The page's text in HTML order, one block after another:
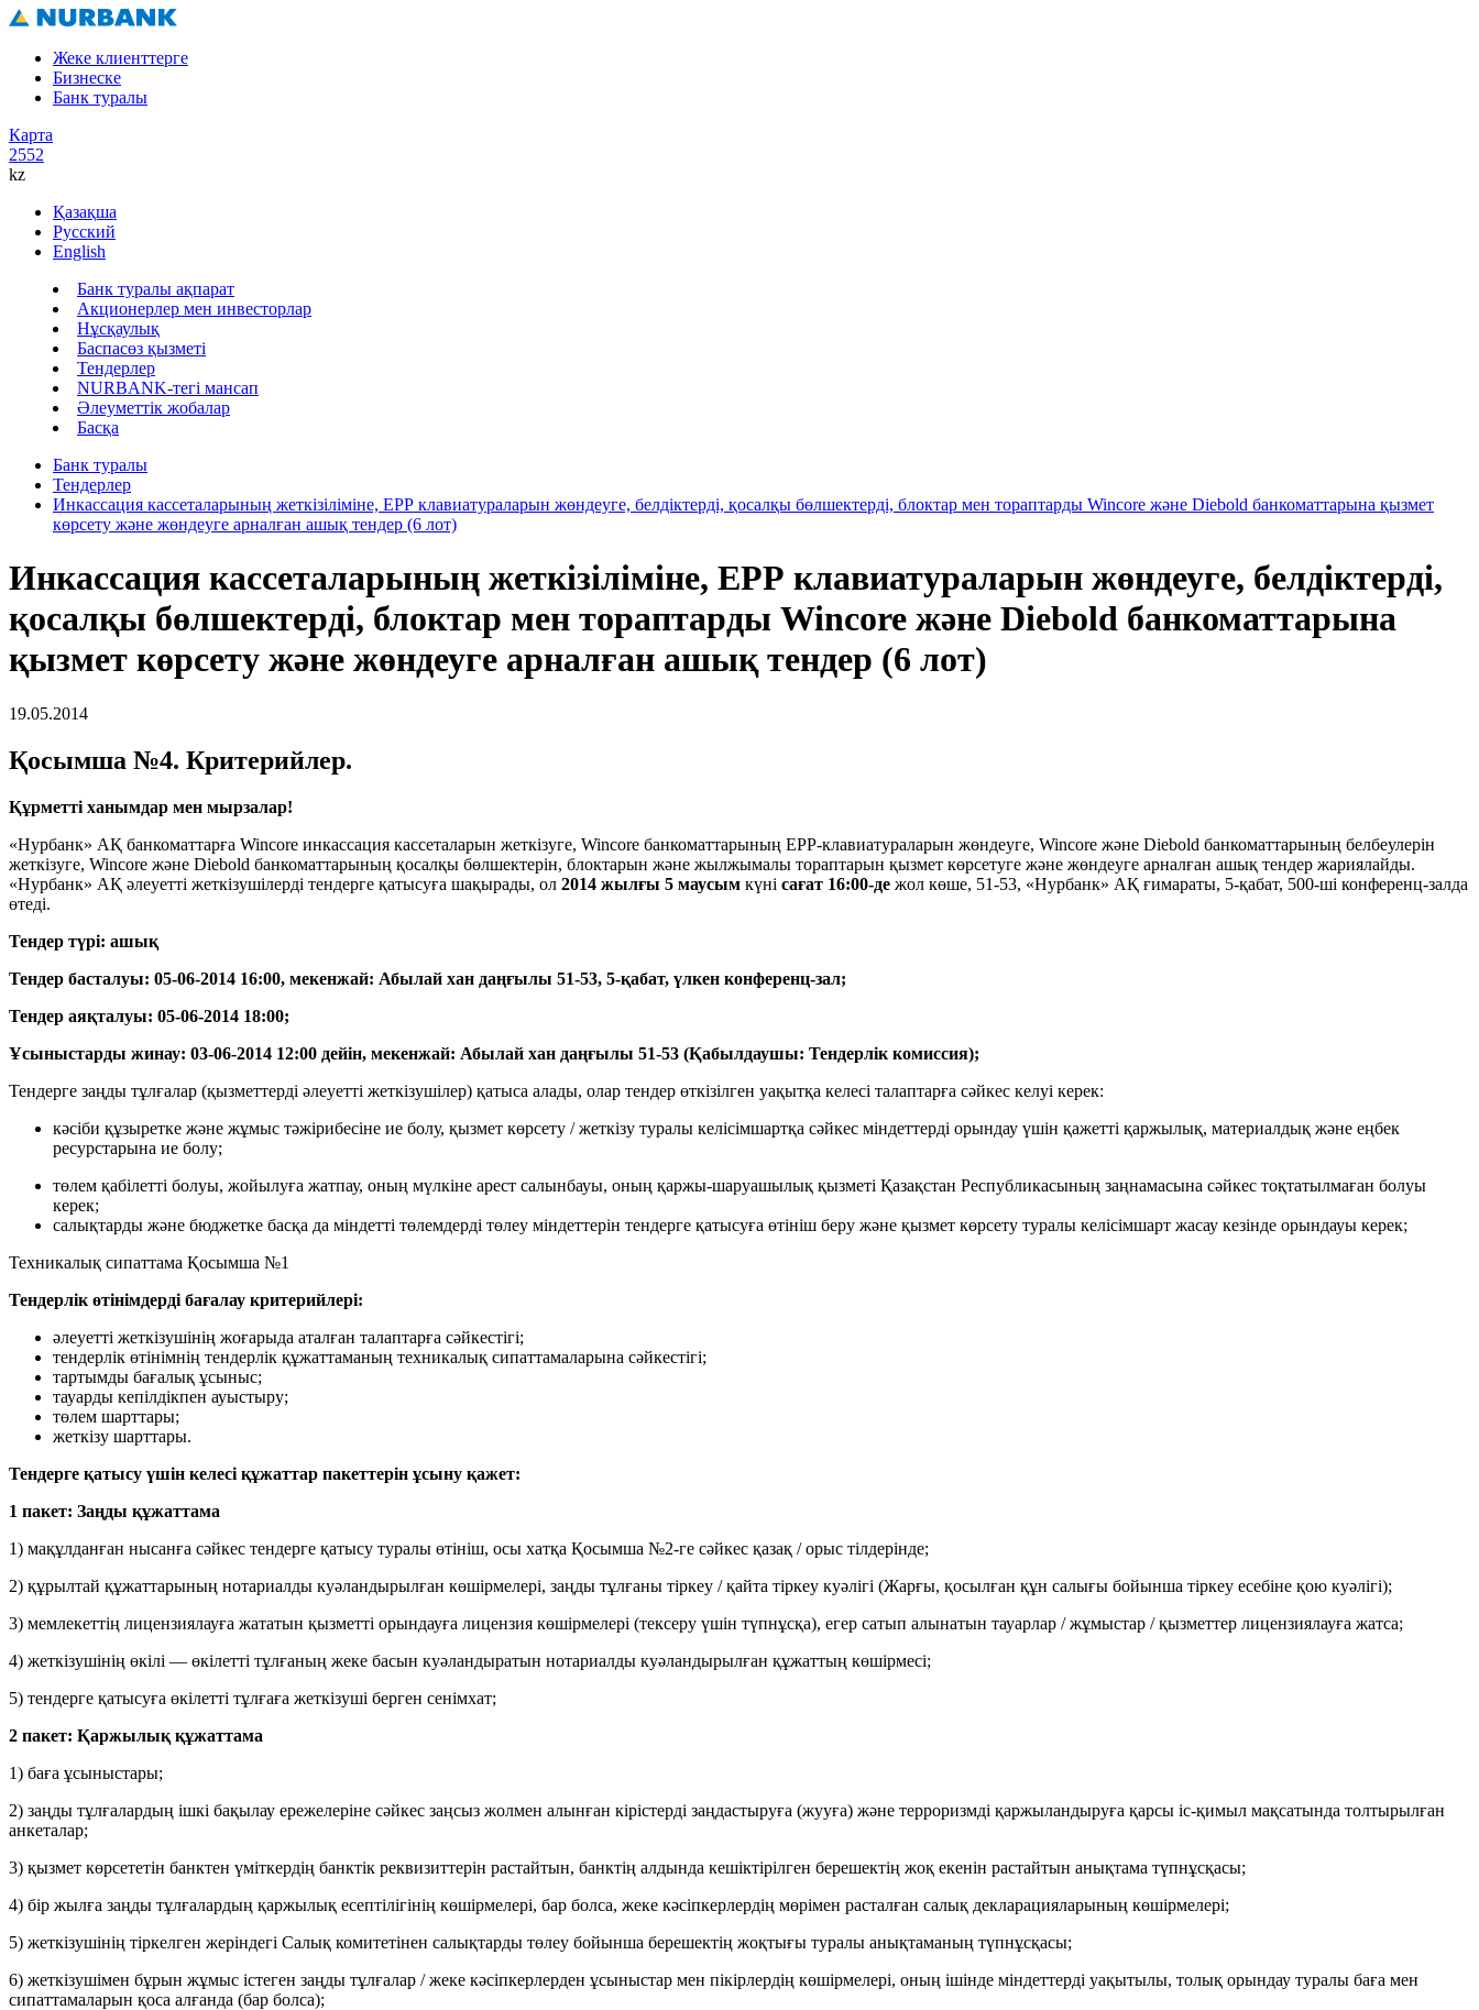
Жеке клиенттерге
Бизнеске
Банк туралы
Карта
2552
kz
Қазақша
Русский
English
Банк туралы ақпарат
Акционерлер мен инвесторлар
Нұсқаулық
Баспасөз қызметі
Тендерлер
NURBANK-тегі мансап
Әлеуметтік жобалар
Басқа
Банк туралы
Тендерлер
Инкассация кассеталарының жеткізіліміне, ЕРР клавиатураларын жөндеуге, белдіктерді, қосалқы бөлшектерді, блоктар мен тораптарды Wincore және Diebold банкоматтарына қызмет
көрсету және жөндеуге арналған ашық тендер (6 лот)
Инкассация кассеталарының жеткізіліміне, ЕРР клавиатураларын жөндеуге, белдіктерді,
қосалқы бөлшектерді, блоктар мен тораптарды Wincore және Diebold банкоматтарына
қызмет көрсету және жөндеуге арналған ашық тендер (6 лот)
19.05.2014
Қосымша №4. Критерийлер.
Құрметті ханымдар мен мырзалар!
«Нурбанк» АҚ банкоматтарға Wincore инкассация кассеталарын жеткізуге, Wincore банкоматтарының ЕРР-клавиатураларын жөндеуге, Wincore және Diebold банкоматтарының белбеулерін
жеткізуге, Wincore және Diebold банкоматтарының қосалқы бөлшектерін, блоктарын және жылжымалы тораптарын қызмет көрсетуге және жөндеуге арналған ашық тендер жариялайды.
«Нурбанк» АҚ әлеуетті жеткізушілерді тендерге қатысуға шақырады, ол 2014 жылғы 5 маусым күні сағат 16:00-де жол көше, 51-53, «Нурбанк» АҚ ғимараты, 5-қабат, 500-ші конференц-залда
өтеді.
Тендер түрі: ашық
Тендер басталуы: 05-06-2014 16:00, мекенжай: Абылай хан даңғылы 51-53, 5-қабат, үлкен конференц-зал;
Тендер аяқталуы: 05-06-2014 18:00;
Ұсыныстарды жинау: 03-06-2014 12:00 дейін, мекенжай: Абылай хан даңғылы 51-53 (Қабылдаушы: Тендерлік комиссия);
Тендерге заңды тұлғалар (қызметтерді әлеуетті жеткізушілер) қатыса алады, олар тендер өткізілген уақытқа келесі талаптарға сәйкес келуі керек:
кәсіби құзыретке және жұмыс тәжірибесіне ие болу, қызмет көрсету / жеткізу туралы келісімшартқа сәйкес міндеттерді орындау үшін қажетті қаржылық, материалдық және еңбек
ресурстарына ие болу;
төлем қабілетті болуы, жойылуға жатпау, оның мүлкіне арест салынбауы, оның қаржы-шаруашылық қызметі Қазақстан Республикасының заңнамасына сәйкес тоқтатылмаған болуы
керек;
салықтарды және бюджетке басқа да міндетті төлемдерді төлеу міндеттерін тендерге қатысуға өтініш беру және қызмет көрсету туралы келісімшарт жасау кезінде орындауы керек;
Техникалық сипаттама Қосымша №1
Тендерлік өтінімдерді бағалау критерийлері:
әлеуетті жеткізушінің жоғарыда аталған талаптарға сәйкестігі;
тендерлік өтінімнің тендерлік құжаттаманың техникалық сипаттамаларына сәйкестігі;
тартымды бағалық ұсыныс;
тауарды кепілдікпен ауыстыру;
төлем шарттары;
жеткізу шарттары.
Тендерге қатысу үшін келесі құжаттар пакеттерін ұсыну қажет:
1 пакет: Заңды құжаттама
1) мақұлданған нысанға сәйкес тендерге қатысу туралы өтініш, осы хатқа Қосымша №2-ге сәйкес қазақ / орыс тілдерінде;
2) құрылтай құжаттарының нотариалды куәландырылған көшірмелері, заңды тұлғаны тіркеу / қайта тіркеу куәлігі (Жарғы, қосылған құн салығы бойынша тіркеу есебіне қою куәлігі);
3) мемлекеттің лицензиялауға жататын қызметті орындауға лицензия көшірмелері (тексеру үшін түпнұсқа), егер сатып алынатын тауарлар / жұмыстар / қызметтер лицензиялауға жатса;
4) жеткізушінің өкілі — өкілетті тұлғаның жеке басын куәландыратын нотариалды куәландырылған құжаттың көшірмесі;
5) тендерге қатысуға өкілетті тұлғаға жеткізуші берген сенімхат;
2 пакет: Қаржылық құжаттама
1) баға ұсыныстары;
2) заңды тұлғалардың ішкі бақылау ережелеріне сәйкес заңсыз жолмен алынған кірістерді заңдастыруға (жууға) және терроризмді қаржыландыруға қарсы іс-қимыл мақсатында толтырылған
анкеталар;
3) қызмет көрсететін банктен үміткердің банктік реквизиттерін растайтын, банктің алдында кешіктірілген берешектің жоқ екенін растайтын анықтама түпнұсқасы;
4) бір жылға заңды тұлғалардың қаржылық есептілігінің көшірмелері, бар болса, жеке кәсіпкерлердің мөрімен расталған салық декларацияларының көшірмелері;
5) жеткізушінің тіркелген жеріндегі Салық комитетінен салықтарды төлеу бойынша берешектің жоқтығы туралы анықтаманың түпнұсқасы;
6) жеткізушімен бұрын жұмыс істеген заңды тұлғалар / жеке кәсіпкерлерден ұсыныстар мен пікірлердің көшірмелері, оның ішінде міндеттерді уақытылы, толық орындау туралы баға мен
сипаттамаларын қоса алғанда (бар болса);